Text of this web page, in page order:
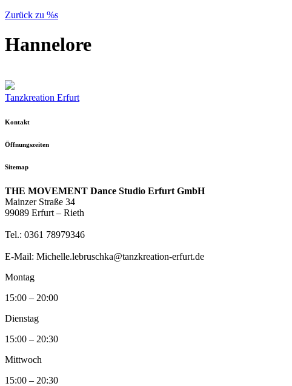
Zurück zu %s
Hannelore
Tanzkreation Erfurt
Kontakt
Öffnungszeiten
Sitemap
THE MOVEMENT Dance Studio Erfurt GmbH
Mainzer Straße 34
99089 Erfurt – Rieth
Tel.: 0361 78979346
E-Mail: Michelle.lebruschka@tanzkreation-erfurt.de
Montag
15:00 – 20:00
Dienstag
15:00 – 20:30
Mittwoch
15:00 – 20:30